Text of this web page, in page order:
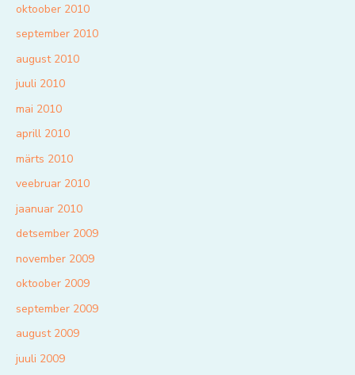
oktoober 2010
september 2010
august 2010
juuli 2010
mai 2010
aprill 2010
märts 2010
veebruar 2010
jaanuar 2010
detsember 2009
november 2009
oktoober 2009
september 2009
august 2009
juuli 2009